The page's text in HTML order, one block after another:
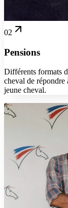
02
Pensions
Différents formats
cheval de
jeune cheval.